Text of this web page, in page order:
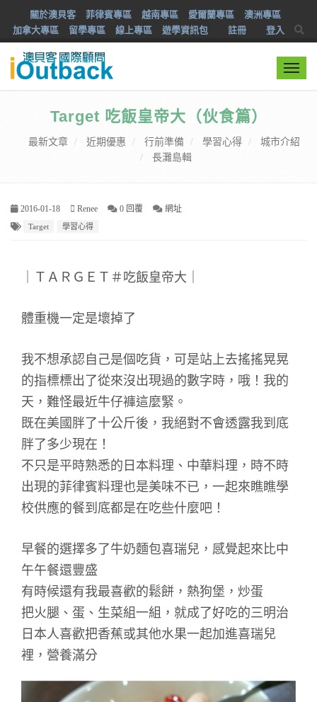
關於澳貝客 菲律賓專區 越南專區 愛爾蘭專區
澳洲專區
加拿大專區
留學專區 線上專區 遊學資訊包 註冊 登入
Target 吃飯皇帝大（伙食篇）
最新文章 近期優惠 行前準備 學習心得
城市介紹
長灘島輯
2016-01-18 Renee 0 回覆 網址
Target 學習心得
｜ＴＡＲＧＥＴ＃吃飯皇帝大｜
體重機一定是壞掉了
我不想承認自己是個吃貨，可是站上去搖搖晃晃
的指標標出了從來沒出現過的數字時，哦！我的
天，難怪最近牛仔褲這麼緊。
既在美國胖了十公斤後，我絕對不會透露我到底
胖了多少現在！
不只是平時熟悉的日本料理、中華料理，時不時
出現的菲律賓料理也是美味不已，一起來瞧瞧學
校供應的餐到底都是在吃些什麼吧！
早餐的選擇多了牛奶麵包喜瑞兒，感覺起來比中
午午餐還豐盛
有時候還有我最喜歡的鬆餅，熱狗堡，炒蛋
把火腿、蛋、生菜組一組，就成了好吃的三明治
日本人喜歡把香蕉或其他水果一起加進喜瑞兒
裡，營養滿分